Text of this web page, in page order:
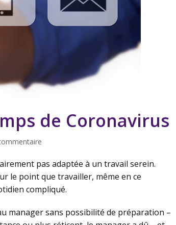
de Coronavirus
pas adaptée à un travail serein.
le point que travailler, même en ce
compliqué.
manager sans possibilité de préparation –